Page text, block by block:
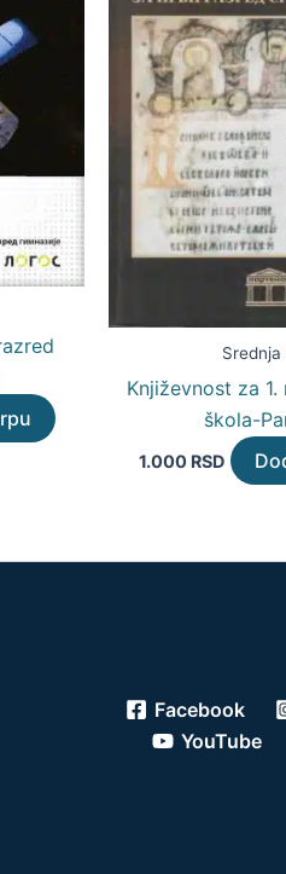
Srednja
Književnost za
škola-
1.000 RSD
Facebook
YouTube